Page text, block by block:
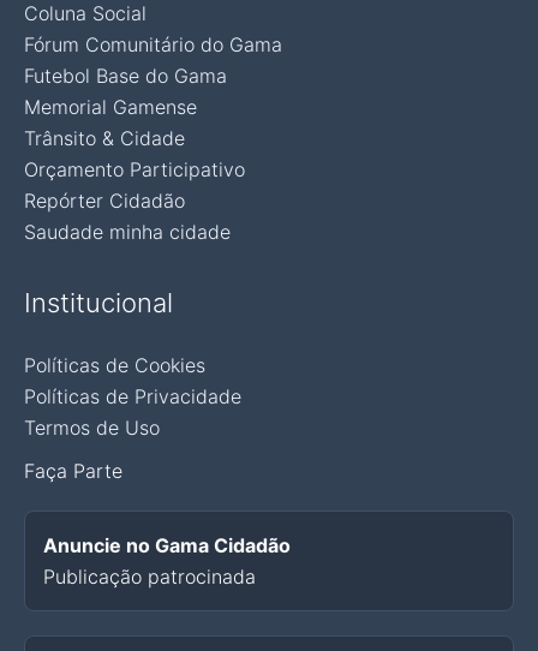
Coluna Social
Fórum Comunitário do Gama
Futebol Base do Gama
Memorial Gamense
Trânsito & Cidade
Orçamento Participativo
Repórter Cidadão
Saudade minha cidade
Institucional
Políticas de Cookies
Políticas de Privacidade
Termos de Uso
Faça Parte
Anuncie no Gama Cidadão
Publicação patrocinada